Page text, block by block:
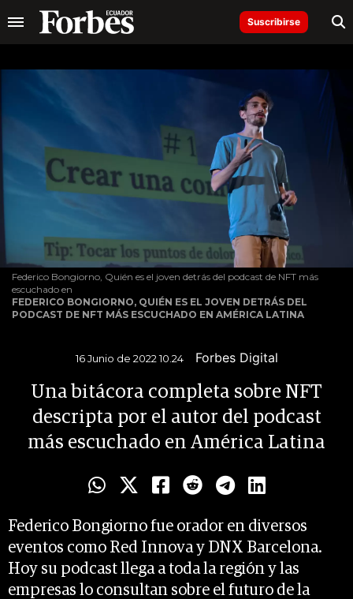
Suscribirse
Federico Bongiorno, Quién es el joven detrás del podcast de NFT más
escuchado en
FEDERICO BONGIORNO, QUIÉN ES EL JOVEN DETRÁS DEL
PODCAST DE NFT MÁS ESCUCHADO EN AMÉRICA LATINA
16 Junio de 2022 10.24 Forbes Digital
Una bitácora completa sobre NFT
descripta por el autor del podcast
más escuchado en América Latina
Federico Bongiorno fue orador en diversos
eventos como Red Innova y DNX Barcelona.
Hoy su podcast llega a toda la región y las
empresas lo consultan sobre el futuro de la